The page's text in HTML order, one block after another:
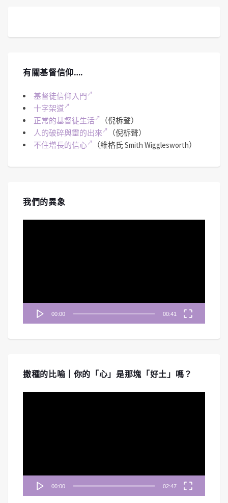
有關基督信仰….
基督徒信仰入門
十字架道
正常的基督徒生活
（倪柝聲）
人的破碎與靈的出來
（倪柝聲）
不住增長的信心
（維格氏 Smith Wigglesworth）
我們的異象
00:00 00:41
撒種的比喻｜你的「心」是那塊「好土」嗎？
00:00 02:47